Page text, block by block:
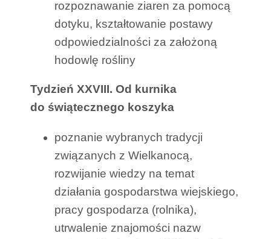
rozpoznawanie ziaren za pomocą
dotyku, kształtowanie postawy
odpowiedzialności za założoną
hodowlę rośliny
Tydzień XXVIII. Od kurnika
do świątecznego koszyka
poznanie wybranych tradycji
związanych z Wielkanocą,
rozwijanie wiedzy na temat
działania gospodarstwa wiejskiego,
pracy gospodarza (rolnika),
utrwalenie znajomości nazw